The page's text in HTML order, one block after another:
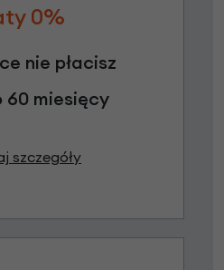
0%
nie płacisz
60 miesięcy
szczegóły